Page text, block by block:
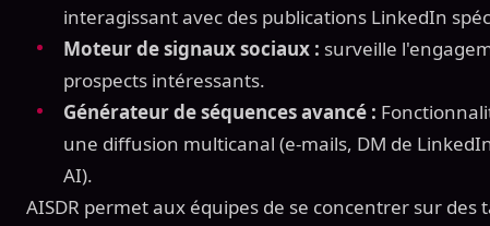
interagissant avec des publications LinkedIn
Moteur de signaux sociaux : surveille
prospects intéressants.
Générateur de séquences avancé :
une diffusion multicanal (e-mails, DM de
AI).
AISDR permet aux équipes de se concentrer sur des